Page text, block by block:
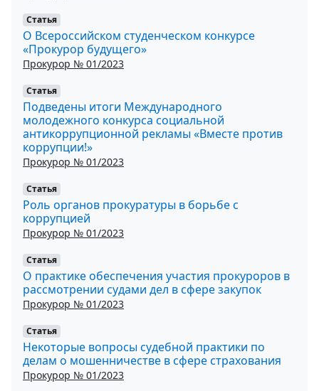
Статья
О Всероссийском студенческом конкурсе
«Прокурор будущего»
Прокурор № 01/2023
Статья
Подведены итоги Международного
молодежного конкурса социальной
антикоррупционной рекламы «Вместе против
коррупции!»
Прокурор № 01/2023
Статья
Роль органов прокуратуры в борьбе с
коррупцией
Прокурор № 01/2023
Статья
О практике обеспечения участия прокуроров в
рассмотрении судами дел в сфере закупок
Прокурор № 01/2023
Статья
Некоторые вопросы судебной практики по
делам о мошенничестве в сфере страхования
Прокурор № 01/2023